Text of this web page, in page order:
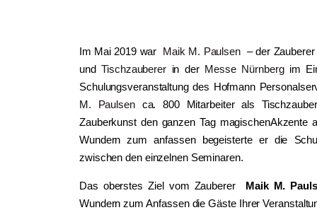
Im Mai 2019 war Maik M. Paulsen – der
undTischzaubererin der Messe Nürnbergim
Schulungsveranstaltung des Hofmann
M. Paulsenca. 800 Mitarbeiter als
Zauberkunst den ganzen Tag magischenAkzente
Wundern zum anfassen begeisterte er die
zwischen den einzelnen Seminaren.
Das oberstes Ziel vom Zauberer Maik M.
Wundern zum Anfassen die Gäste Ihrer